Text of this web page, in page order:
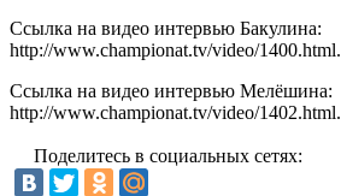
Ссылка на видео интервью Бакулина:
http://www.championat.tv/video/1400.html.
Ссылка на видео интервью Мелёшина:
http://www.championat.tv/video/1402.html.
Поделитесь в социальных сетях: